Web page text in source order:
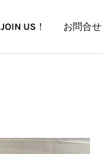
JOIN US！ お問合せ